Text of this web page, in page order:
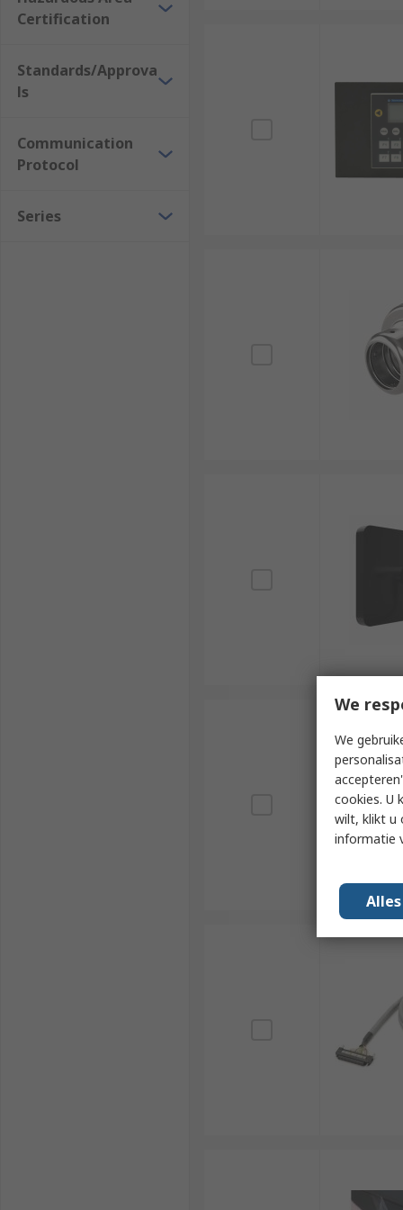
Certification
Standards/Approva
ls
Communication
Protocol
Series
We
We
cookies. U
wilt, klikt u
informatie